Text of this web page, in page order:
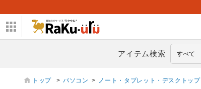
アイテム検索
トップ > パソコン > ノート・タブレット・デスクトップ